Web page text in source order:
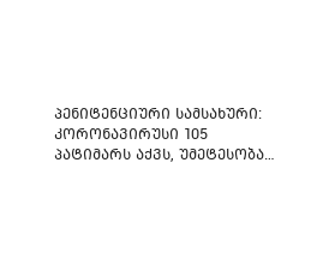
პენიტენციური სამსახური:
კორონავირუსი 105
პატიმარს აქვს, უმეტესობა